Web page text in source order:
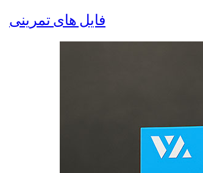
فایل های تمرینی